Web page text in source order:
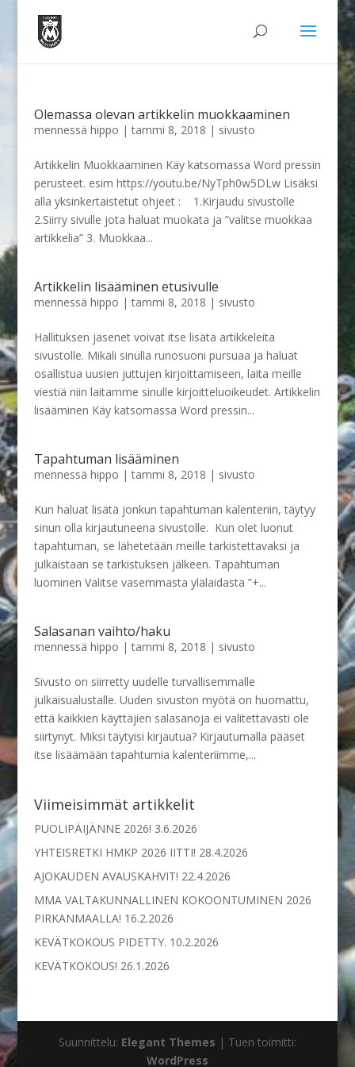
Olemassa olevan artikkelin muokkaaminen
mennessä hippo |tammi 8, 2018 | sivusto
Artikkelin Muokkaaminen Käy katsomassa Word pressin
perusteet. esim https://youtu.be/NyTph0w5DLw Lisäksi
alla yksinkertaistetut ohjeet : 1.Kirjaudu sivustolle
2.Siirry sivulle jota haluat muokata ja ”valitse muokkaa
artikkelia” 3. Muokkaa...
Artikkelin lisääminen etusivulle
mennessä hippo |tammi 8, 2018 | sivusto
Hallituksen jäsenet voivat itse lisätä artikkeleita
sivustolle. Mikäli sinulla runosuoni pursuaa ja haluat
osallistua uusien juttujen kirjoittamiseen, laita meille
viestiä niin laitamme sinulle kirjoitteluoikeudet. Artikkelin
lisääminen Käy katsomassa Word pressin...
Tapahtuman lisääminen
mennessä hippo |tammi 8, 2018 | sivusto
Kun haluat lisätä jonkun tapahtuman kalenteriin, täytyy
sinun olla kirjautuneena sivustolle. Kun olet luonut
tapahtuman, se lähetetään meille tarkistettavaksi ja
julkaistaan se tarkistuksen jälkeen. Tapahtuman
luominen Valitse vasemmasta ylälaidasta ”+...
Salasanan vaihto/haku
mennessä hippo |tammi 8, 2018 | sivusto
Sivusto on siirretty uudelle turvallisemmalle
julkaisualustalle. Uuden sivuston myötä on huomattu,
että kaikkien käyttäjien salasanoja ei valitettavasti ole
siirtynyt. Miksi täytyisi kirjautua? Kirjautumalla pääset
itse lisäämään tapahtumia kalenteriimme,...
Viimeisimmät artikkelit
PUOLIPÄIJÄNNE 2026! 3.6.2026
YHTEISRETKI HMKP 2026 IITTI! 28.4.2026
AJOKAUDEN AVAUSKAHVIT! 22.4.2026
MMA VALTAKUNNALLINEN KOKOONTUMINEN 2026
PIRKANMAALLA! 16.2.2026
KEVÄTKOKOUS PIDETTY. 10.2.2026
KEVÄTKOKOUS! 26.1.2026
Suunnittelu: Elegant Themes | Tuen toimitti:
WordPress